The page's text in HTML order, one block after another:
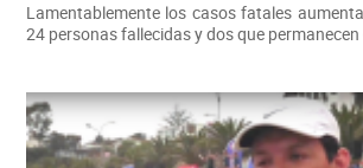
Lamentablemente los casos fatales
24 personas fallecidas y dos que